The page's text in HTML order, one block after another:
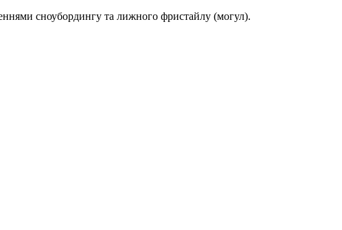
сноубордингу та лижного фристайлу (могул).